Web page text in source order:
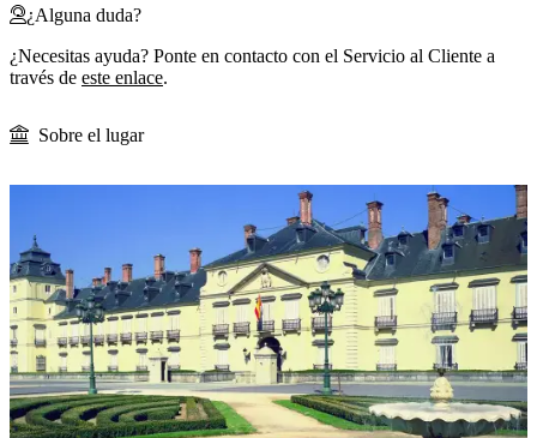
¿Alguna duda?
¿Necesitas ayuda? Ponte en contacto con el Servicio al Cliente a
través de este enlace.
Sobre el lugar